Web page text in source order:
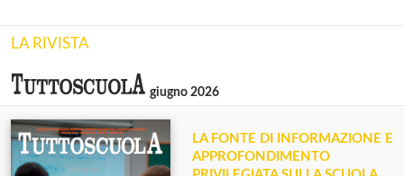
LA RIVISTA
giugno 2026
LA FONTE DI INFORMAZIONE E
APPROFONDIMENTO